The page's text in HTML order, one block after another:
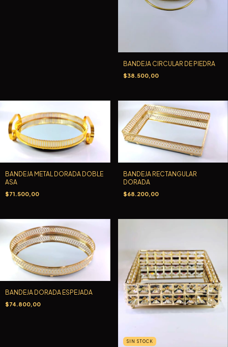
BANDEJA CIRCULAR DE PIEDRA
$38.500,00
BANDEJA METAL DORADA DOBLE
ASA
$71.500,00
BANDEJA RECTANGULAR
DORADA
$68.200,00
BANDEJA DORADA ESPEJADA
$74.800,00
SIN STOCK